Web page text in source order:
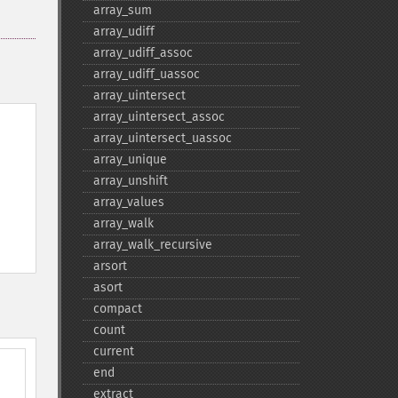
array_​sum
array_​udiff
array_​udiff_​assoc
array_​udiff_​uassoc
array_​uintersect
array_​uintersect_​assoc
array_​uintersect_​uassoc
array_​unique
array_​unshift
array_​values
array_​walk
array_​walk_​recursive
arsort
asort
compact
count
current
end
extract